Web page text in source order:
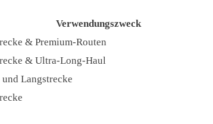
Verwendungszweck
& Premium-Routen
& Ultra-Long-Haul
Langstrecke